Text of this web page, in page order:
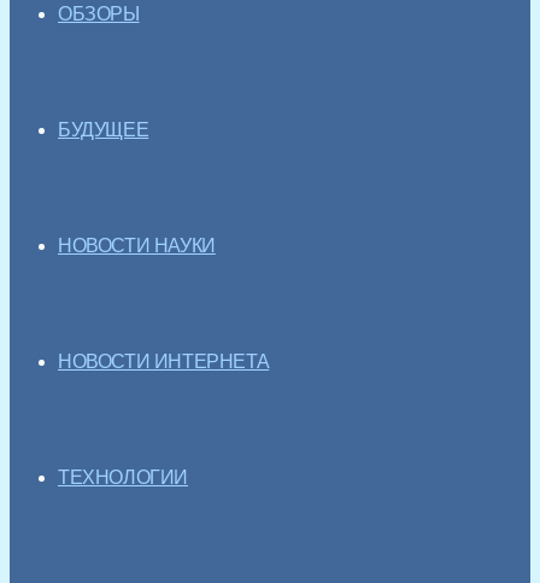
ОБЗОРЫ
БУДУЩЕЕ
НОВОСТИ НАУКИ
НОВОСТИ ИНТЕРНЕТА
ТЕХНОЛОГИИ